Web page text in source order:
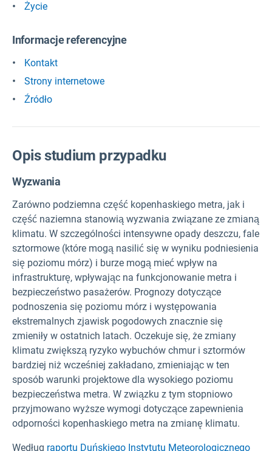
Życie
Informacje referencyjne
Kontakt
Strony internetowe
Źródło
Opis studium przypadku
Wyzwania
Zarówno podziemna część kopenhaskiego metra, jak i
część naziemna stanowią wyzwania związane ze zmianą
klimatu. W szczególności intensywne opady deszczu, fale
sztormowe (które mogą nasilić się w wyniku podniesienia
się poziomu mórz) i burze mogą mieć wpływ na
infrastrukturę, wpływając na funkcjonowanie metra i
bezpieczeństwo pasażerów. Prognozy dotyczące
podnoszenia się poziomu mórz i występowania
ekstremalnych zjawisk pogodowych znacznie się
zmieniły w ostatnich latach. Oczekuje się, że zmiany
klimatu zwiększą ryzyko wybuchów chmur i sztormów
bardziej niż wcześniej zakładano, zmieniając w ten
sposób warunki projektowe dla wysokiego poziomu
bezpieczeństwa metra. W związku z tym stopniowo
przyjmowano wyższe wymogi dotyczące zapewnienia
odporności kopenhaskiego metra na zmianę klimatu.
Według raportu Duńskiego Instytutu Meteorologicznego